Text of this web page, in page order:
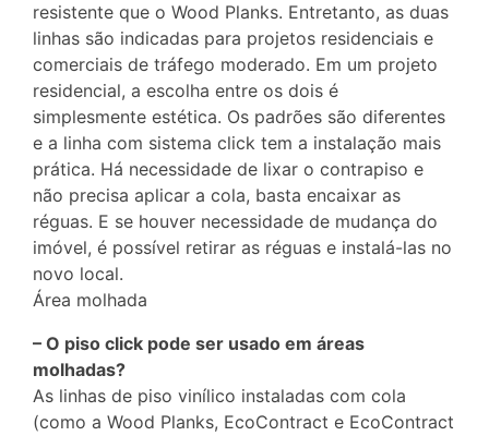
resistente que o Wood Planks. Entretanto, as duas
linhas são indicadas para projetos residenciais e
comerciais de tráfego moderado. Em um projeto
residencial, a escolha entre os dois é
simplesmente estética. Os padrões são diferentes
e a linha com sistema click tem a instalação mais
prática. Há necessidade de lixar o contrapiso e
não precisa aplicar a cola, basta encaixar as
réguas. E se houver necessidade de mudança do
imóvel, é possível retirar as réguas e instalá-las no
novo local.
Área molhada
– O piso click pode ser usado em áreas
molhadas?
As linhas de piso vinílico instaladas com cola
(como a Wood Planks, EcoContract e EcoContract